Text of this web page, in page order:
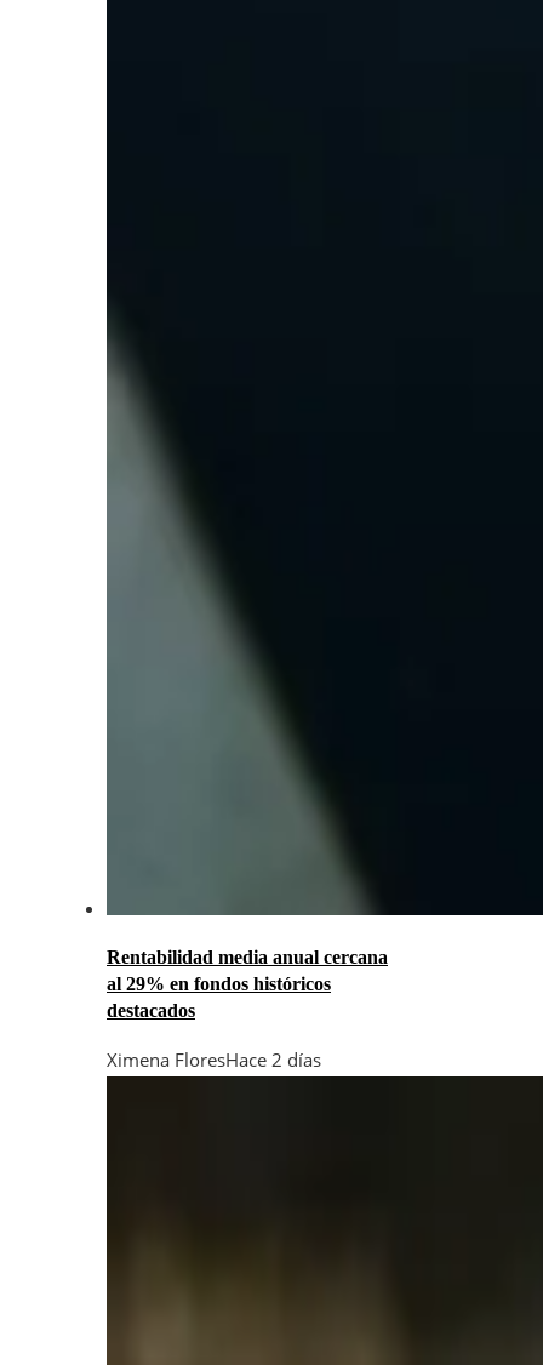
Rentabilidad media anual cercana
al 29% en fondos históricos
destacados
Ximena FloresHace 2 días